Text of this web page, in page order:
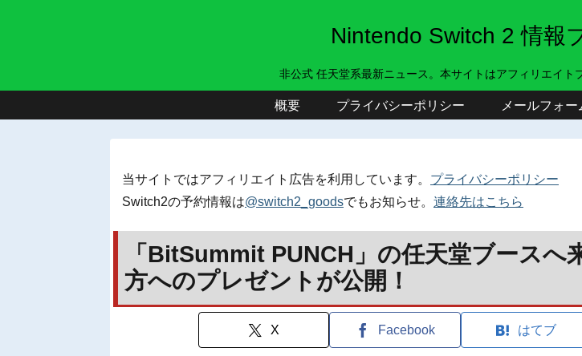
Nintendo Switch 2 情報
非公式 任天堂系最新ニュース。本サイトはアフィリエイト
概要 プライバシーポリシー メールフォー
当サイトではアフィリエイト広告を利用しています。 プライバシーポリシー
Switch2の予約情報は@switch2_goodsでもお知らせ。 連絡先はこちら
「BitSummit PUNCH」の任天堂ブースへ
方へのプレゼントが公開！
X Facebook はてブ